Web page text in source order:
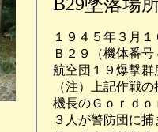
１９４５年３月
Ｂ２９（機体番
航空団１９爆撃
（注）上記作戦
機長のＧｏｒｄ
３人が警防団に